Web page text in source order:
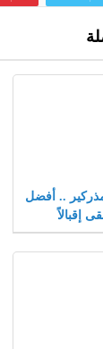
.. أفضل
إقبالاً